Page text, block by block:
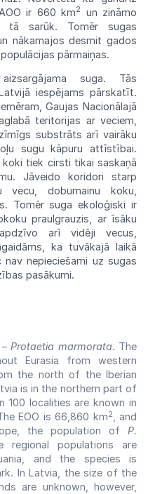
AOO ir 660 km2
un zināmo
tā sarūk. Tomēr sugas
nākamajos desmit gados
pārmaiņas.
suga. Tās
iespējams pārskatīt.
Gaujas Nacionālajā
teritorijas ar veciem,
substrāts arī vairāku
sugu kāpuru attīstībai.
koki tiek cirsti tikai saskaņā
Jāveido koridori starp
vecu, dobumainu koku,
Tomērsuga ekoloģiski ir
praulgrauzis, ar īsāku
apdzīvo arī vidēji vecus,
ka tuvākajā laikā
navnepieciešami uzsugas
pasākumi.
–Protaetia marmorata. The
Eurasia from western
the north of the Iberian
is in the northern part of
100 localities are known in
EOO is 66,860 km2, and
the population ofP.
populations are
and the species is
In Latvia, the size of the
are unknown, however,